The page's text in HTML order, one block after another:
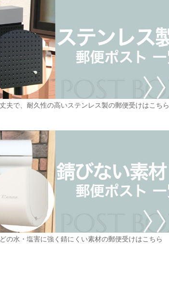
夫で、耐久性の高いステンレス製の郵便受けはこちら
の水・塩害に強く錆にくい素材の郵便受けはこちら